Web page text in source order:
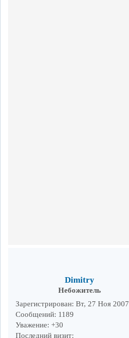
Dimitry
Небожитель
Зарегистрирован: Вт, 27 Ноя 2007
Сообщений: 1189
Уважение: +30
Последний визит: